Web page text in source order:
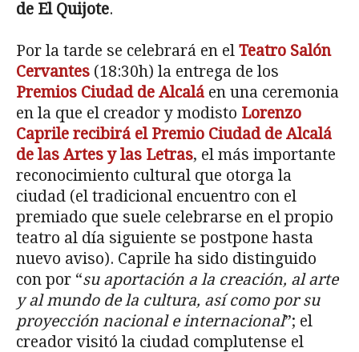
de El Quijote.
Por la tarde se celebrará en el Teatro Salón
Cervantes (18:30h) la entrega de los
Premios Ciudad de Alcalá en una ceremonia
en la que el creador y modisto Lorenzo
Caprile recibirá el Premio Ciudad de Alcalá
de las Artes y las Letras, el más importante
reconocimiento cultural que otorga la
ciudad (el tradicional encuentro con el
premiado que suele celebrarse en el propio
teatro al día siguiente se postpone hasta
nuevo aviso). Caprile ha sido distinguido
con por “su aportación a la creación, al arte
y al mundo de la cultura, así como por su
proyección nacional e internacional”; el
creador visitó la ciudad complutense el